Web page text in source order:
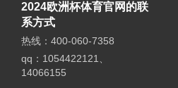
2024欧洲杯体育官网的联
系方式
热线：400-060-7358
qq：1054422121、
14066155